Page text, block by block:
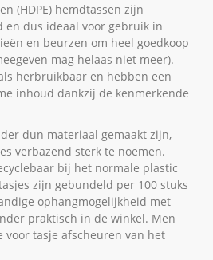
(HDPE) hemdtassen zijn
en dus ideaal voor gebruik in
en beurzen om heel goedkoop
mag helaas niet meer).
herbruikbaar en hebben een
inhoud dankzij de kenmerkende
dun materiaal gemaakt zijn,
verbazend sterk te noemen.
bij het normale plastic
zijn gebundeld per 100 stuks
ophangmogelijkheid met
praktisch in de winkel. Men
voor tasje afscheuren van het